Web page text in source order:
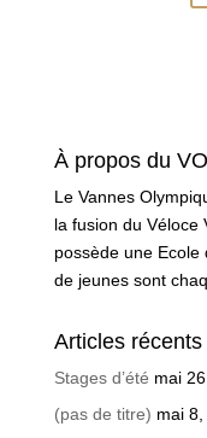
À propos du
Le Vannes
la fusion du Véloce
possède une
de jeunes sont
Articles récents
Stages d’été mai
(pas de titre) mai